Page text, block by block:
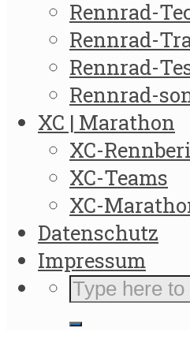
Rennrad-
Rennrad-
Rennrad-
Rennrad-
XC | Marathon
XC-
XC-Teams
XC-
Datenschutz
Impressum